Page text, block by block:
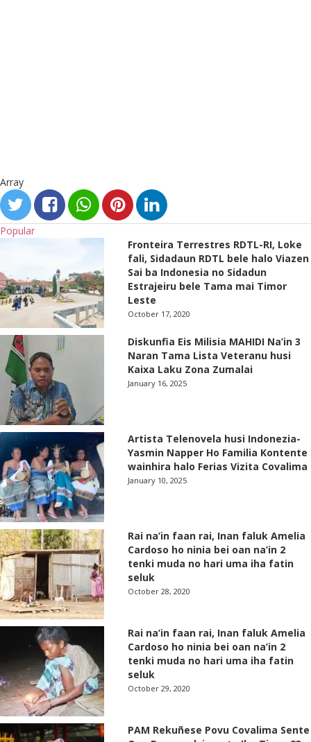
Array
Popular
Fronteira Terrestres RDTL-RI, Loke
fali, Sidadaun RDTL bele halo Viazen
Sai ba Indonesia no Sidadun
Estrajeiru bele Tama mai Timor
Leste
October 17, 2020
Diskunfia Eis Milisia MAHIDI Na’in 3
Naran Tama Lista Veteranu husi
Kaixa Laku Zona Zumalai
January 16, 2025
Artista Telenovela husi Indonezia-
Yasmin Napper Ho Familia Kontente
wainhira halo Ferias Vizita Covalima
January 10, 2025
Rai na’in faan rai, Inan faluk Amelia
Cardoso ho ninia bei oan na’in 2
tenki muda no hari uma iha fatin
seluk
October 28, 2020
Rai na’in faan rai, Inan faluk Amelia
Cardoso ho ninia bei oan na’in 2
tenki muda no hari uma iha fatin
seluk
October 29, 2020
PAM Rekuñese Povu Covalima Sente